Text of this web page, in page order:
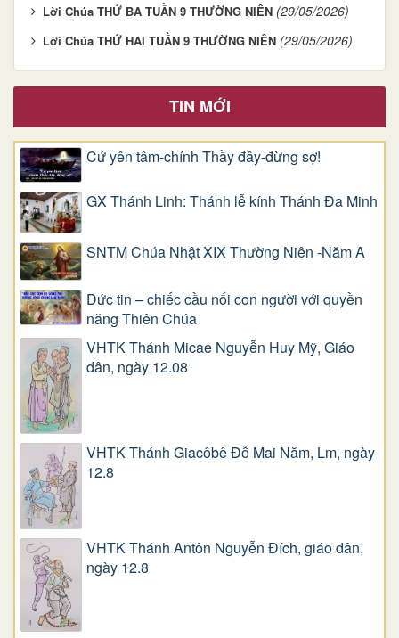
Lời Chúa THỨ BA TUẦN 9 THƯỜNG NIÊN (29/05/2026)
Lời Chúa THỨ HAI TUẦN 9 THƯỜNG NIÊN (29/05/2026)
TIN MỚI
Cứ yên tâm-chính Thầy đây-đừng sợ!
GX Thánh Linh: Thánh lễ kính Thánh Đa Minh
SNTM Chúa Nhật XIX Thường Niên -Năm A
Đức tin – chiếc cầu nối con người với quyền
năng Thiên Chúa
VHTK Thánh Micae Nguyễn Huy Mỹ, Giáo
dân, ngày 12.08
VHTK Thánh Giacôbê Ðỗ Mai Năm, Lm, ngày
12.8
VHTK Thánh Antôn Nguyễn Ðích, giáo dân,
ngày 12.8